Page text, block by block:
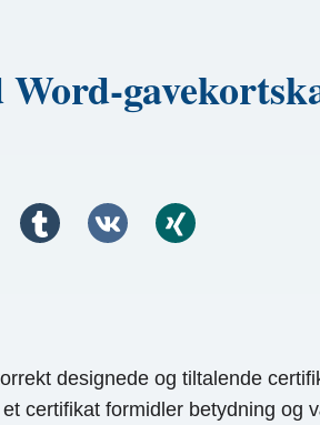
Word-
designede og tiltalende
certifikat formidler betydning